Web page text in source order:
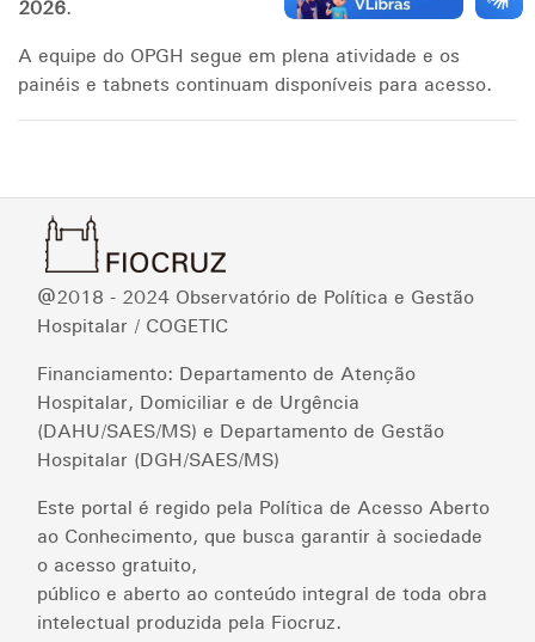
2026.
A equipe do OPGH segue em plena atividade e os
painéis e tabnets continuam disponíveis para acesso.
@2018 - 2024 Observatório de Política e Gestão
Hospitalar / COGETIC
Financiamento: Departamento de Atenção
Hospitalar, Domiciliar e de Urgência
(DAHU/SAES/MS) e Departamento de Gestão
Hospitalar (DGH/SAES/MS)
Este portal é regido pela Política de Acesso Aberto
ao Conhecimento, que busca garantir à sociedade
o acesso gratuito,
público e aberto ao conteúdo integral de toda obra
intelectual produzida pela Fiocruz.